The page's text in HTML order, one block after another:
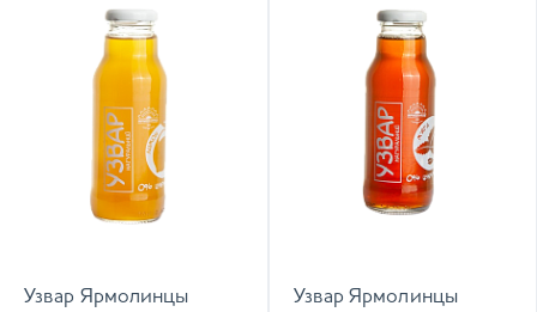
Узвар Ярмолинцы
Узвар Ярмолинцы